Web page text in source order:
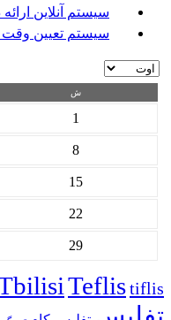
سیستم آنلاین
سیستم تعیین وقت
ش
1
8
15
22
29
Teflistiflis